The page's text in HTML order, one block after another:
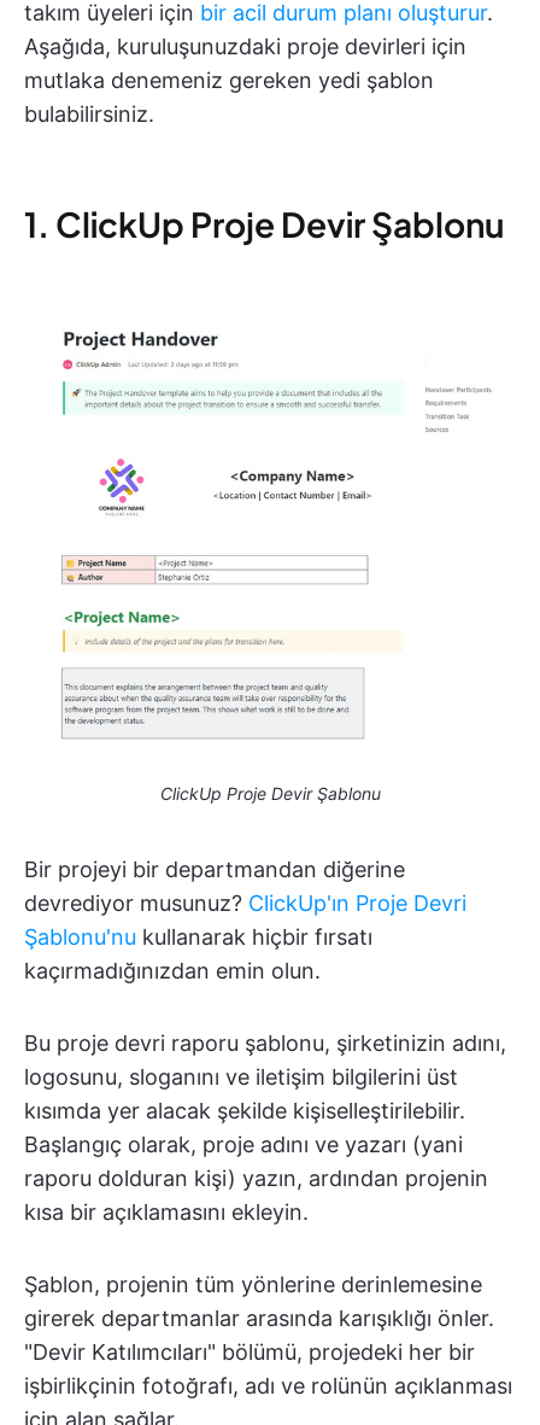
takım üyeleri için bir acil durum planı oluşturur.
Aşağıda, kuruluşunuzdaki proje devirleri için
mutlaka denemeniz gereken yedi şablon
bulabilirsiniz.
1. ClickUp Proje Devir Şablonu
ClickUp Proje Devir Şablonu
Bir projeyi bir departmandan diğerine
devrediyor musunuz? ClickUp'ın Proje Devri
Şablonu'nu kullanarak hiçbir fırsatı
kaçırmadığınızdan emin olun.
Bu proje devri raporu şablonu, şirketinizin adını,
logosunu, sloganını ve iletişim bilgilerini üst
kısımda yer alacak şekilde kişiselleştirilebilir.
Başlangıç olarak, proje adını ve yazarı (yani
raporu dolduran kişi) yazın, ardından projenin
kısa bir açıklamasını ekleyin.
Şablon, projenin tüm yönlerine derinlemesine
girerek departmanlar arasında karışıklığı önler.
"Devir Katılımcıları" bölümü, projedeki her bir
işbirlikçinin fotoğrafı, adı ve rolünün açıklanması
için alan sağlar.